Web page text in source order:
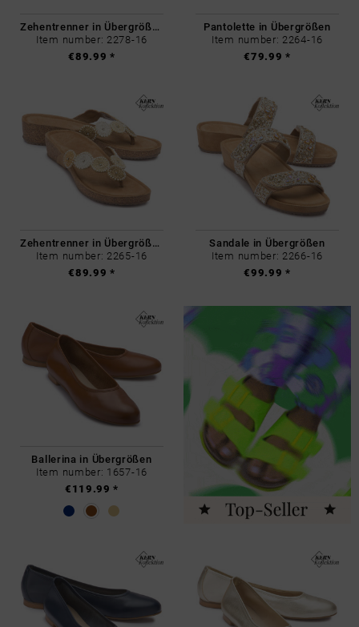
Zehentrenner in Übergrößen
Item number: 2278-16
€89.99 *
Pantolette in Übergrößen
Item number: 2264-16
€79.99 *
Zehentrenner in Übergrößen
Item number: 2265-16
€89.99 *
Sandale in Übergrößen
Item number: 2266-16
€99.99 *
Ballerina in Übergrößen
Item number: 1657-16
€119.99 *